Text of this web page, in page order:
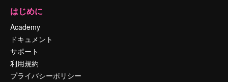
はじめに
Academy
ドキュメント
サポート
利用規約
プライバシーポリシー